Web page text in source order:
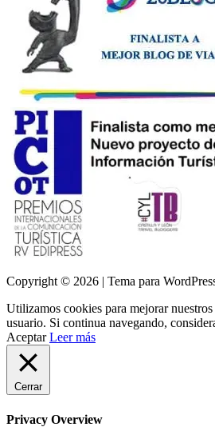
Copyright © 2026 | Tema para
Utilizamos cookies para mejorar
usuario. Si continua navegando,
Aceptar Leer más
Cerrar
Privacy Overview